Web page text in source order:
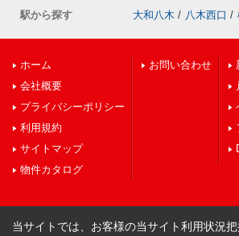
駅から探す
大和八木 / 八木西口 /
ホーム
会社概要
プライバシーポリシー
利用規約
サイトマップ
物件カタログ
お問い合わせ
当サイトでは、お客様の当サイト利用状況